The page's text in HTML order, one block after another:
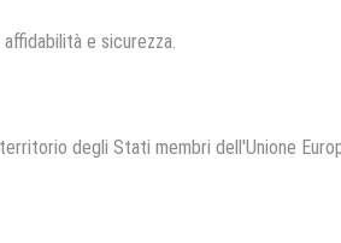
e sicurezza.
degli Stati membri dell'Unione